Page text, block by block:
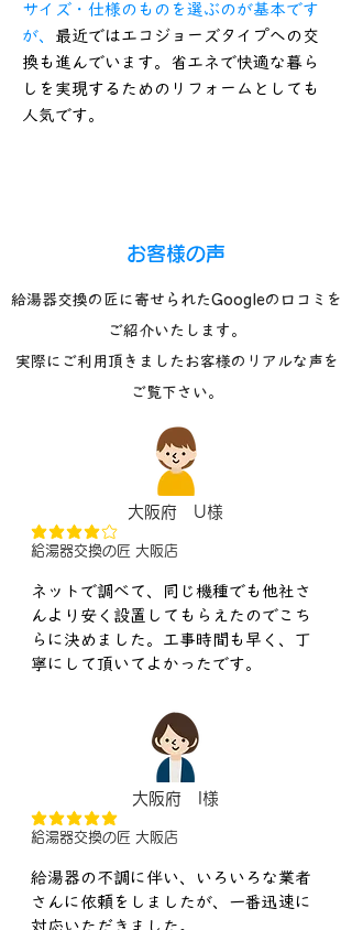
サイズ・仕様のものを選ぶのが基本です
が、 最近ではエコジョーズタイプへの交
換も進んでいます。省エネで快適な暮ら
しを実現するためのリフォームとしても
人気です。
​お客様の声
給湯器交換の匠に寄せられたGoogleの口コミを
ご紹介いたします。
​実際にご利用頂きましたお客様のリアルな声を
ご覧下さい。
大阪府 U様
平均評価 4 /5
給湯器交換の匠 大阪店
ネットで調べて、同じ機種でも他社さ
んより安く設置してもらえたのでこち
らに決めました。工事時間も早く、丁
寧にして頂いてよかったです。
大阪府 I様
平均評価 5 /5
給湯器交換の匠 大阪店
給湯器の不調に伴い、いろいろな業者
さんに依頼をしましたが、一番迅速に
対応いただきました。